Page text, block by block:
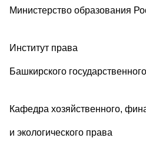
Министерство образования
Институт права
Башкирского
Кафедра хозяйственного,
и экологического права